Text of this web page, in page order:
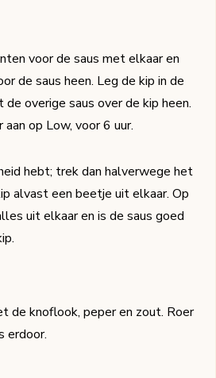
voor de saus met elkaar en
de saus heen. Leg de kip in de
overige saus over de kip heen.
op Low, voor 6 uur.
hebt; trek dan halverwege het
alvast een beetje uit elkaar. Op
uit elkaar en is de saus goed
de knoflook, peper en zout. Roer
erdoor.